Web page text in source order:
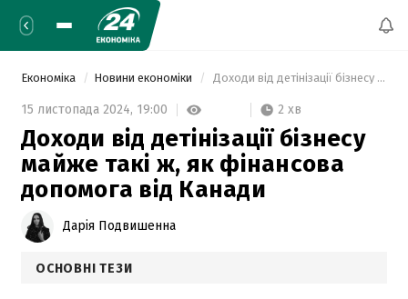
Економіка Новини економіки Доходи від детінізації бізнесу майже такі ж, як фінансова допомога від Канади
15 листопада 2024, 19:00 2 хв
Доходи від детінізації бізнесу
майже такі ж, як фінансова
допомога від Канади
Дарія Подвишенна
ОСНОВНІ ТЕЗИ